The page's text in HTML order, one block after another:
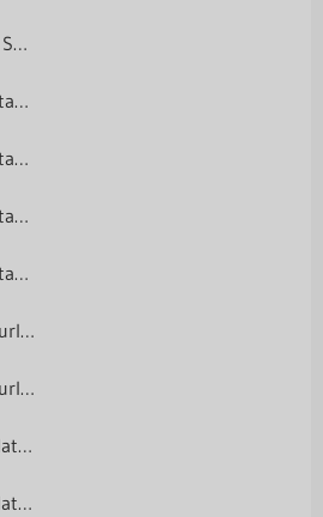
Trapezprofil T45 /333 Sale
Trapezprofil T18 DR Standardpolyester 25 µm
Trapezprofil T18 DR Standardpolyester 25 µm
Trapezprofil T18 DR Standardpolyester 25 µm
Trapezprofil T18 DR Standardpolyester 25 µm
Trapezprofil T18 DR Purlak/Purmat 50 µm
Trapezprofil T18 DR Purlak/Purmat 50 µm
Trapezprofil T18 DR Matt-Grobkörnig 35 µm
Trapezprofil T18 DR Matt-Grobkörnig 35 µm